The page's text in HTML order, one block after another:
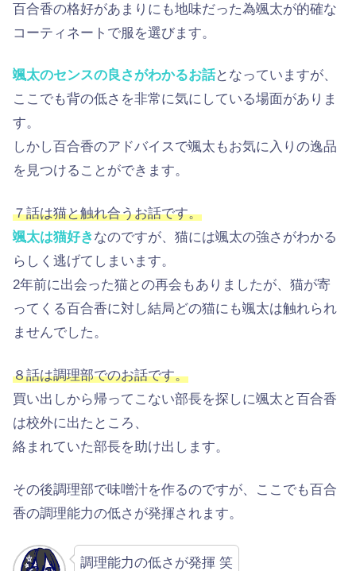
百合香の格好があまりにも地味だった為颯太が的確な
コーティネートで服を選びます。
颯太のセンスの良さがわかるお話となっていますが、
ここでも背の低さを非常に気にしている場面がありま
す。
しかし百合香のアドバイスで颯太もお気に入りの逸品
を見つけることができます。
７話は猫と触れ合うお話です。
颯太は猫好き なのですが、猫には颯太の強さがわかる
らしく逃げてしまいます。
2年前に出会った猫との再会もありましたが、猫が寄
ってくる百合香に対し結局どの猫にも颯太は触れられ
ませんでした。
８話は調理部でのお話です。
買い出しから帰ってこない部長を探しに颯太と百合香
は校外に出たところ、
絡まれていた部長を助け出します。
その後調理部で味噌汁を作るのですが、ここでも百合
香の調理能力の低さが発揮されます。
調理能力の低さが発揮 笑